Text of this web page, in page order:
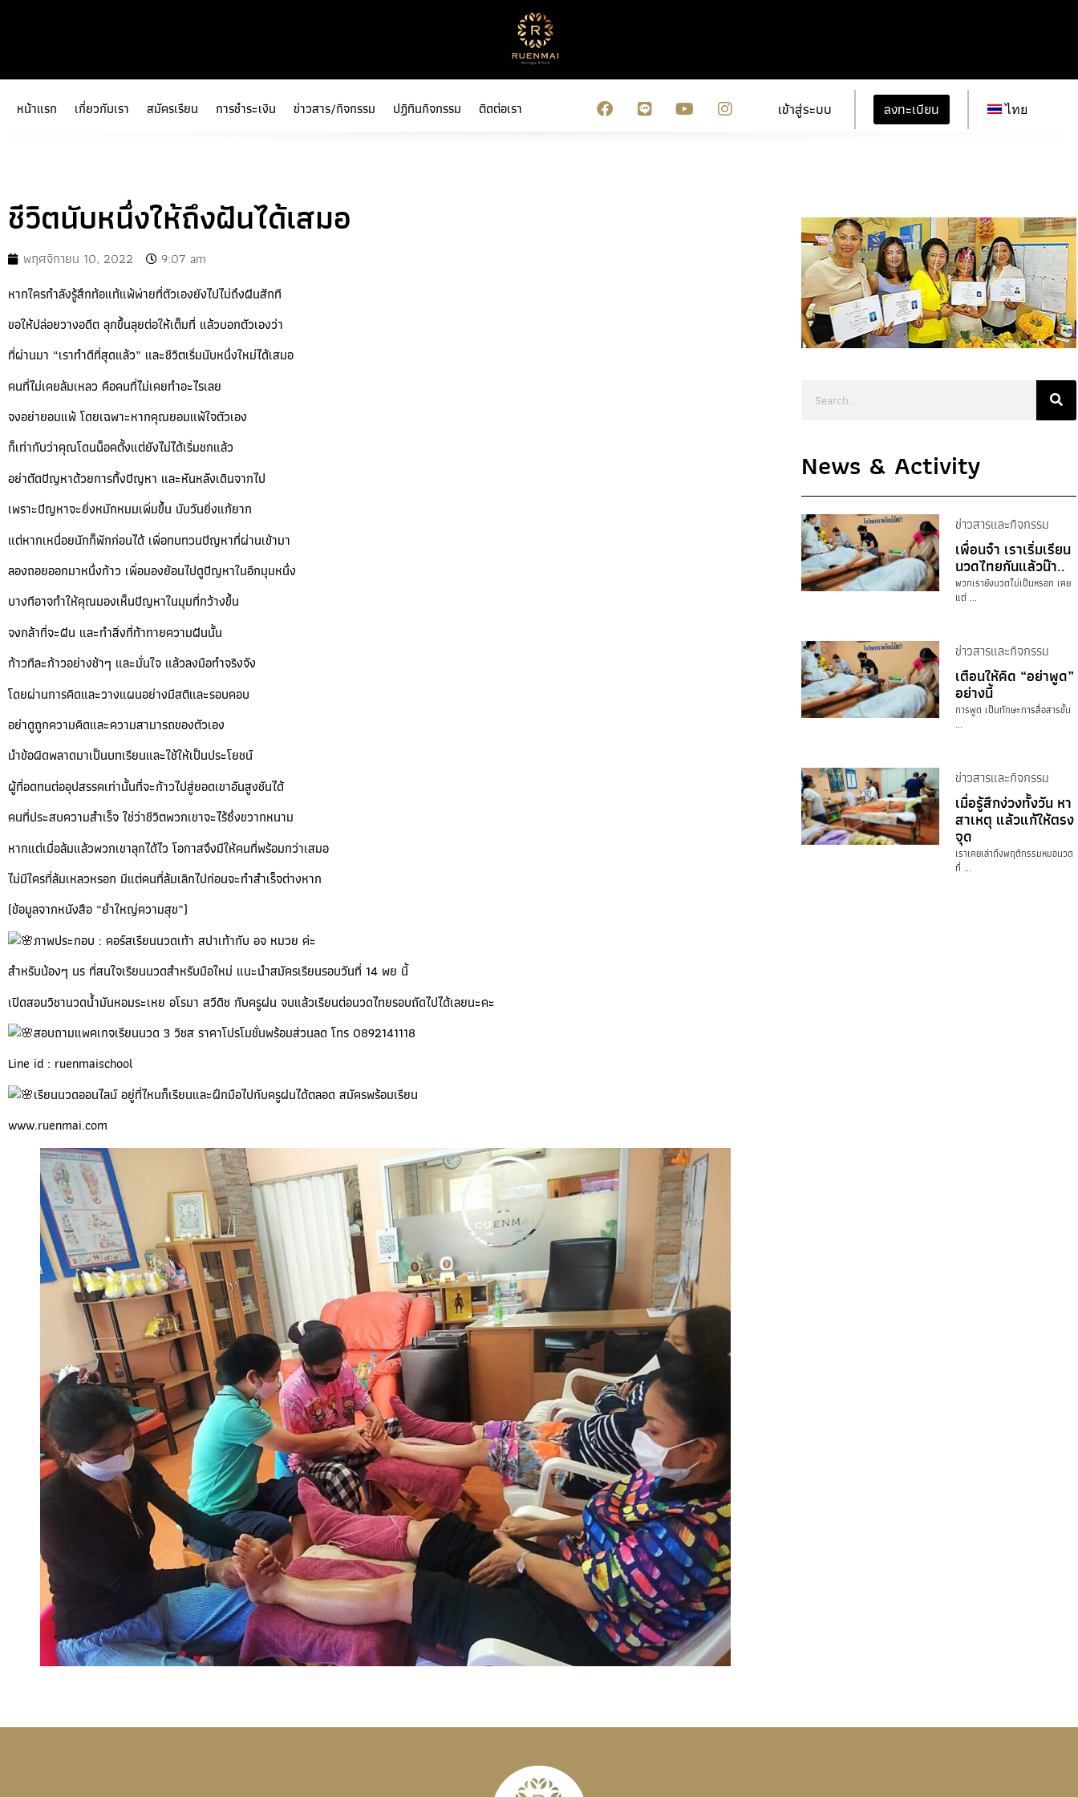
หน้าแรก เกี่ยวกับเรา สมัครเรียน การชำระเงิน ข่าวสาร/กิจกรรม ปฏิทินกิจกรรม ติดต่อเรา เข้าสู่ระบบ ลงทะเบียน ไทย
ชีวิตนับหนึ่งให้ถึงฝันได้เสมอ
พฤศจิกายน 10, 2022
9:07 am
หากใครกำลังรู้สึกท้อแท้แพ้พ่ายที่ตัวเองยังไปไม่ถึงฝันสักที
ขอให้ปล่อยวางอดีต ลุกขึ้นลุยต่อให้เต็มที่ แล้วบอกตัวเองว่า
ที่ผ่านมา “เราทำดีที่สุดแล้ว” และชีวิตเริ่มนับหนึ่งใหม่ได้เสมอ
คนที่ไม่เคยล้มเหลว คือคนที่ไม่เคยทำอะไรเลย
จงอย่ายอมแพ้ โดยเฉพาะหากคุณยอมแพ้ใจตัวเอง
ก็เท่ากับว่าคุณโดนน็อคตั้งแต่ยังไม่ได้เริ่มชกแล้ว
อย่าตัดปัญหาด้วยการทิ้งปัญหา และหันหลังเดินจากไป
เพราะปัญหาจะยิ่งหมักหมมเพิ่มขึ้น นับวันยิ่งแก้ยาก
แต่หากเหนื่อยนักก็พักก่อนได้ เพื่อทบทวนปัญหาที่ผ่านเข้ามา
ลองถอยออกมาหนึ่งก้าว เพื่อมองย้อนไปดูปัญหาในอีกมุมหนึ่ง
บางทีอาจทำให้คุณมองเห็นปัญหาในมุมที่กว้างขึ้น
จงกล้าที่จะฝัน และทำสิ่งที่ท้าทายความฝันนั้น
ก้าวทีละก้าวอย่างช้าๆ และมั่นใจ แล้วลงมือทำจริงจัง
โดยผ่านการคิดและวางแผนอย่างมีสติและรอบคอบ
อย่าดูถูกความคิดและความสามารถของตัวเอง
นำข้อผิดพลาดมาเป็นบทเรียนและใช้ให้เป็นประโยชน์
ผู้ที่อดทนต่ออุปสรรคเท่านั้นที่จะก้าวไปสู่ยอดเขาอันสูงชันได้
คนที่ประสบความสำเร็จ ใช่ว่าชีวิตพวกเขาจะไร้ซึ่งขวากหนาม
หากแต่เมื่อล้มแล้วพวกเขาลุกได้ไว โอกาสจึงมีให้คนที่พร้อมกว่าเสมอ
ไม่มีใครที่ล้มเหลวหรอก มีแต่คนที่ล้มเลิกไปก่อนจะทำสำเร็จต่างหาก
(ข้อมูลจากหนังสือ “ยำใหญ่ความสุข”)
ภาพประกอบ : คอร์สเรียนนวดเท้า สปาเท้ากับ อจ หมวย ค่ะ
สำหรับน้องๆ นร ที่สนใจเรียนนวดสำหรับมือใหม่ แนะนำสมัครเรียนรอบวันที่ 14 พย นี้
เปิดสอนวิชานวดน้ำมันหอมระเหย อโรมา สวีดิช กับครูฝน จบแล้วเรียนต่อนวดไทยรอบถัดไปได้เลยนะคะ
สอบถามแพคเกจเรียนนวด 3 วิชส ราคาโปรโมชั่นพร้อมส่วนลด โทร 0892141118
Line id : ruenmaischool
เรียนนวดออนไลน์ อยู่ที่ไหนก็เรียนและฝึกมือไปกับครูฝนได้ตลอด สมัครพร้อมเรียน
www.ruenmai.com
News & Activity
ข่าวสารและกิจกรรม
เพื่อนจ๋า เราเริ่มเรียน
นวดไทยกันแล้วน๊า..
พวกเรายังนวดไม่เป็นหรอก เคย
แต่ ...
ข่าวสารและกิจกรรม
เตือนให้คิด “อย่าพูด”
อย่างนี้
การพูด เป็นทักษะการสื่อสารขั้น
...
ข่าวสารและกิจกรรม
เมื่อรู้สึกง่วงทั้งวัน หา
สาเหตุ แล้วแก้ให้ตรง
จุด
เราเคยเล่าถึงพฤติกรรมหมอนวด
ที่ ...